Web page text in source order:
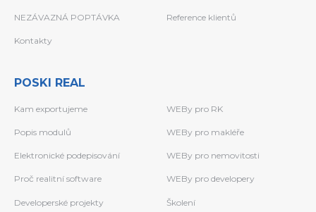
NEZÁVAZNÁ POPTÁVKA Reference klientů
Kontakty
POSKI REAL
Kam exportujeme WEBy pro RK
Popis modulů WEBy pro makléře
Elektronické podepisování WEBy pro nemovitosti
Proč realitní software WEBy pro developery
Developerské projekty Školení